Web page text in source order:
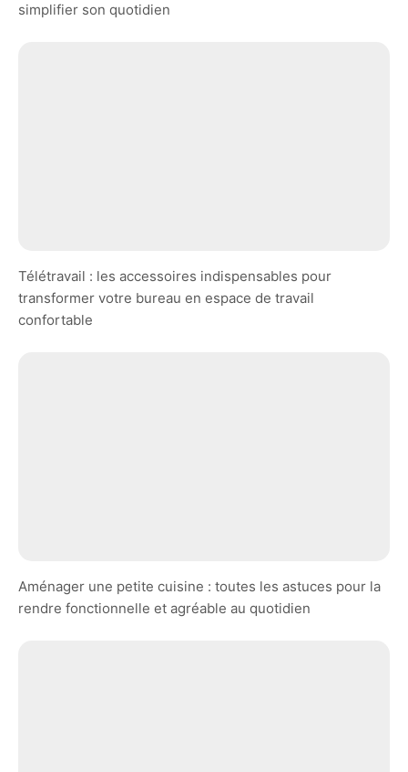
simplifier son quotidien
Télétravail : les accessoires indispensables pour
transformer votre bureau en espace de travail
confortable
Aménager une petite cuisine : toutes les astuces pour la
rendre fonctionnelle et agréable au quotidien